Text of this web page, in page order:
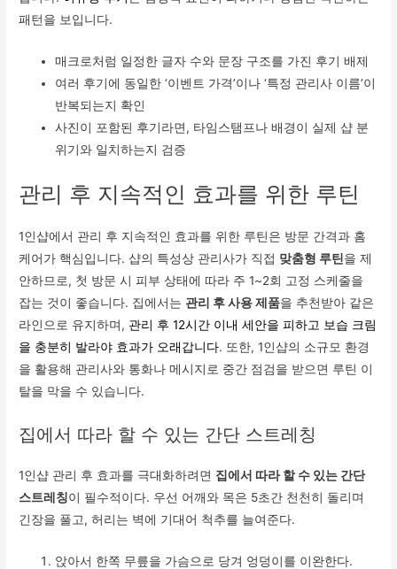
패턴을 보입니다.
매크로처럼 일정한 글자 수와 문장 구조를 가진 후기 배제
여러 후기에 동일한 ‘이벤트 가격’이나 ‘특정 관리사 이름’이
반복되는지 확인
사진이 포함된 후기라면, 타임스탬프나 배경이 실제 샵 분
위기와 일치하는지 검증
관리 후 지속적인 효과를 위한 루틴
1인샵에서 관리 후 지속적인 효과를 위한 루틴은 방문 간격과 홈
케어가 핵심입니다. 샵의 특성상 관리사가 직접 맞춤형 루틴 을 제
안하므로, 첫 방문 시 피부 상태에 따라 주 1~2회 고정 스케줄을
잡는 것이 좋습니다. 집에서는 관리 후 사용 제품을 추천받아 같은
라인으로 유지하며, 관리 후 12시간 이내 세안을 피하고 보습 크림
을 충분히 발라야 효과가 오래갑니다. 또한, 1인샵의 소규모 환경
을 활용해 관리사와 통화나 메시지로 중간 점검을 받으면 루틴 이
탈을 막을 수 있습니다.
집에서 따라 할 수 있는 간단 스트레칭
1인샵 관리 후 효과를 극대화하려면 집에서 따라 할 수 있는 간단
스트레칭이 필수적이다. 우선 어깨와 목은 5초간 천천히 돌리며
긴장을 풀고, 허리는 벽에 기대어 척추를 늘여준다.
앉아서 한쪽 무릎을 가슴으로 당겨 엉덩이를 이완한다.